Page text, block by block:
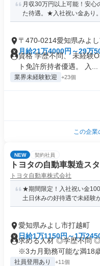
月収30万円以上可能！安心
た待遇。★入社祝い金あり。
〒470-0214愛知県みよ
月給21万4000円～29万
資格 学歴不問、 未経験
ト免許所持者優遇。 入...
業界未経験歓迎 +23個
この企業
NEW 契約社員
トヨタの自動車製造ス
トヨタ自動車株式会社
★期間限定！入社祝い金
土日休みの好待遇で未経験
愛知県みよし市打越町
日給1万1150円～1万
求める人材 ◎学歴不問 ◎
※3カ月勤務可能な満18歳
社員登用あり +11個